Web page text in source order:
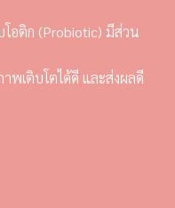
อติก (Probiotic) มีส่วน
พเติบโตได้ดี และส่งผลดี